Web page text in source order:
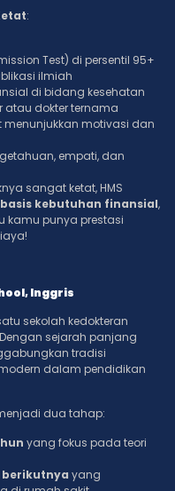
:
Test) di persentil 95+
ilmiah
di bidang kesehatan
atau dokter ternama
motivasi dan
empati, dan
sangat ketat, HMS
kebutuhan finansial,
kamu punya prestasi
Inggris
sekolah kedokteran
sejarah panjang
tradisi
dalam pendidikan
dua tahap:
yang fokus pada teori
berikutnya yang